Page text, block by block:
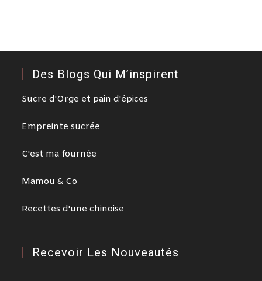
Des Blogs Qui M’inspirent
Sucre d'Orge et pain d'épices
Empreinte sucrée
C'est ma fournée
Mamou & Co
Recettes d'une chinoise
Recevoir Les Nouveautés